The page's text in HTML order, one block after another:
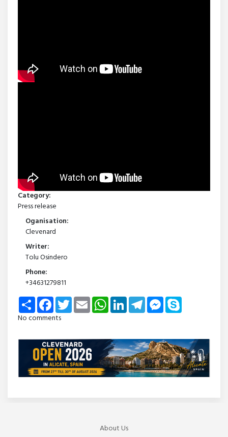
Category:
Press release
Oganisation:
Clevenard
Writer:
Tolu Osindero
Phone:
+34631279811
Share FacebookTwitterEmail WhatsAppLinkedInTelegramMessenger
No comments
About Us